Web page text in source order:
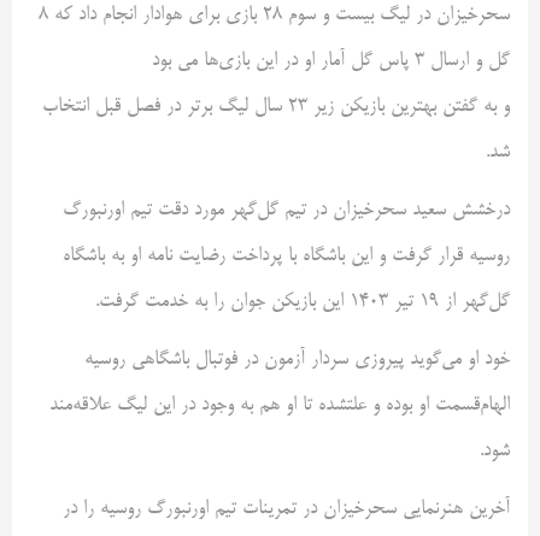
سحرخیزان در لیگ بیست و سوم ۲۸ بازی برای هوادار انجام داد که ۸
گل و ارسال ۳ پاس گل آمار او در این بازی‌ها می بود
و به گفتن بهترین بازیکن زیر 23 سال لیگ برتر در فصل قبل انتخاب
شد.
درخشش سعید سحرخیزان در تیم گل‌گهر مورد دقت تیم اورنبورگ
روسیه قرار گرفت و این باشگاه با پرداخت رضایت نامه او به باشگاه
گل‌گهر از ۱۹ تیر ۱۴۰۳ این بازیکن جوان را به خدمت گرفت.
خود او می‌گوید پیروزی سردار آزمون در فوتبال باشگاهی روسیه
الهام‌قسمت او بوده و علتشده تا او هم به وجود در این لیگ علاقه‌مند
شود.
آخرین هنرنمایی سحرخیزان در تمرینات تیم اورنبورگ روسیه را در